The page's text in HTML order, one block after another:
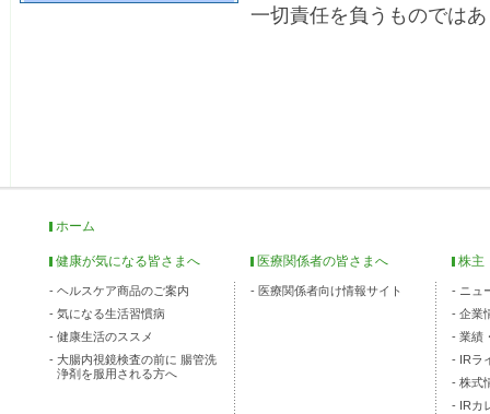
一切責任を負うものでは
ホーム
健康が気になる皆さまへ
ヘルスケア商品のご案内
気になる生活習慣病
健康生活のススメ
大腸内視鏡検査の前に 腸管洗
浄剤を服用される方へ
医療関係者の皆さまへ
医療関係者向け情報サイト
株主
ニュ
企業
業績
IRラ
株式
IRカ